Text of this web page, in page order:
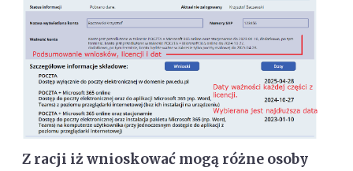
Z racji iż wnioskować mogą różne osoby